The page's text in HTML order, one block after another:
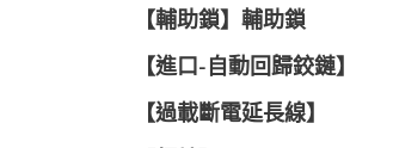
【輔助鎖】輔助鎖
【進口-自動回歸鉸鏈】
【過載斷電延長線】